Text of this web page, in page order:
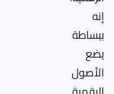
إنه
ببساطة
يضع
الأصول